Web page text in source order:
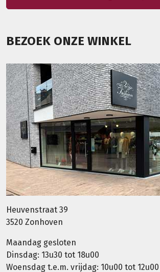
BEZOEK ONZE WINKEL
Heuvenstraat 39
3520 Zonhoven
Maandag gesloten
Dinsdag: 13u30 tot 18u00
Woensdag t.e.m. vrijdag: 10u00 tot